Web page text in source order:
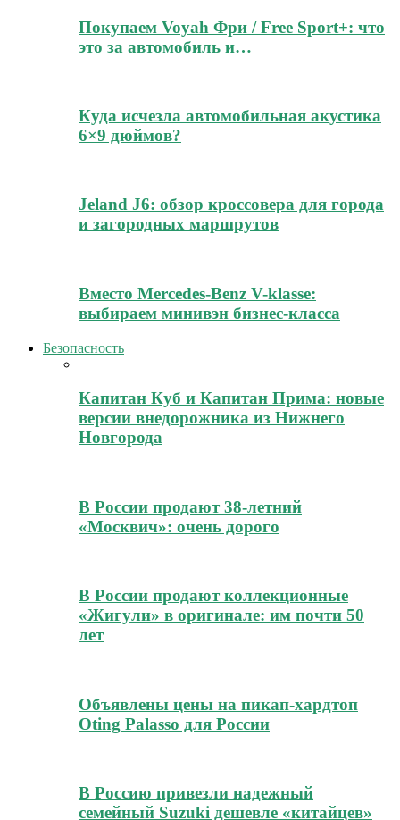
Покупаем Voyah Фри / Free Sport+: что
это за автомобиль и…
Куда исчезла автомобильная акустика
6×9 дюймов?
Jeland J6: обзор кроссовера для города
и загородных маршрутов
Вместо Mercedes-Benz V-klasse:
выбираем минивэн бизнес-класса
Безопасность
Капитан Куб и Капитан Прима: новые
версии внедорожника из Нижнего
Новгорода
В России продают 38-летний
«Москвич»: очень дорого
В России продают коллекционные
«Жигули» в оригинале: им почти 50
лет
Объявлены цены на пикап-хардтоп
Oting Palasso для России
В Россию привезли надежный
семейный Suzuki дешевле «китайцев»